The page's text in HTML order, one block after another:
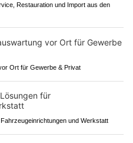
Restauration und Import aus den
Ort für Gewerbe & Privat
und Werkstatt